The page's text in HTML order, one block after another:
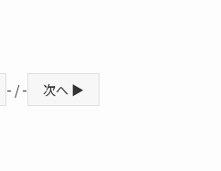
- / - 次へ ▶